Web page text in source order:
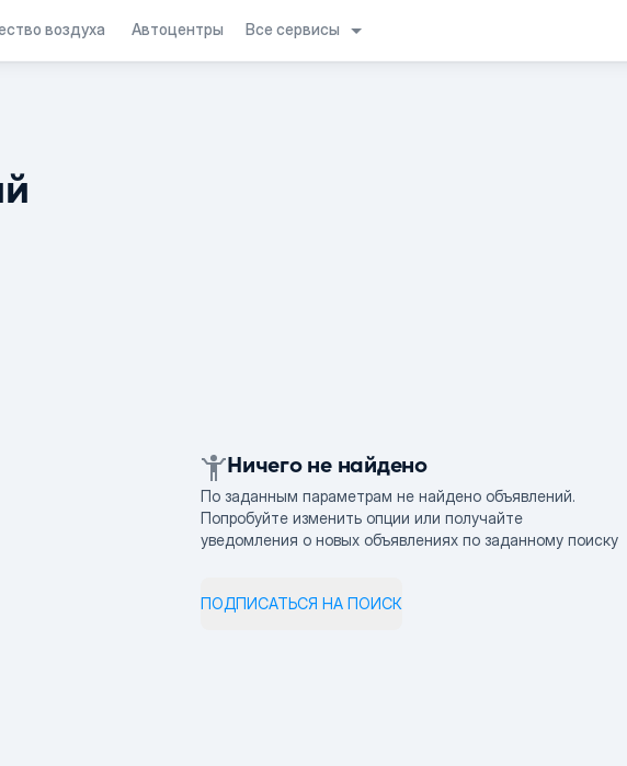
воздуха Автоцентры Все сервисы
Ничего не найдено
По заданным параметрам не найдено объявлений.
Попробуйте изменить опции или получайте
уведомления о новых объявлениях по заданному поиску
ПОДПИСАТЬСЯ НА ПОИСК